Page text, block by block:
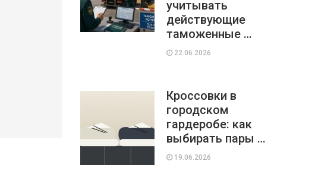
учитывать
действующие
таможенные …
22.06.2026
Кроссовки в
городском
гардеробе: как
выбирать пары …
19.06.2026